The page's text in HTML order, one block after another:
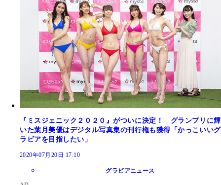
『ミスジェニック２０２０』がついに決定！ グランプリに輝
いた葉月美優はデジタル写真集の刊行権も獲得「かっこいいグ
ラビアを目指したい」
2020年07月20日 17:10
グラビアニュース